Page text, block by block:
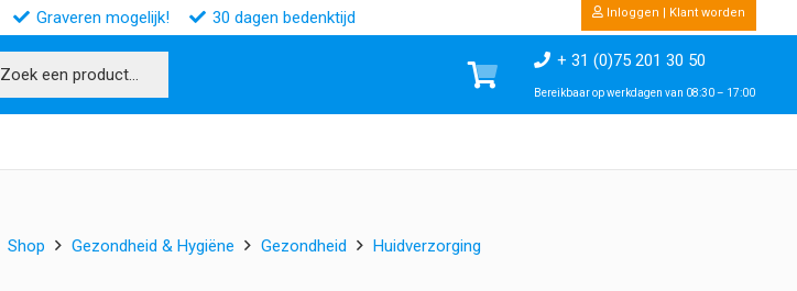
Graveren mogelijk! 30 dagen bedenktijd Inloggen | Klant worden
Zoek een product…
+ 31 (0)75 201 30 50
Bereikbaar op werkdagen van 08:30 – 17:00
Shop Gezondheid & Hygiëne Gezondheid Huidverzorging